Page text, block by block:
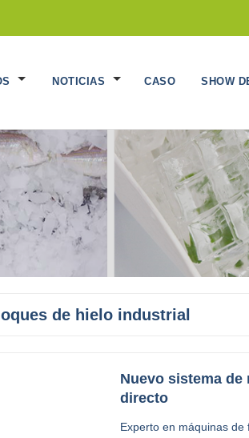
NOTICIAS CASO SHOW
de hielo industrial
Nuevo sistema
directo
Experto en máquinas